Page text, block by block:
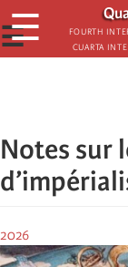
Aller
au
contenu
Fourth
Cuarta
☰
☰
Notes sur
2026